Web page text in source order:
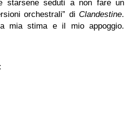
starsene seduti a non fare un
orchestrali” di Clandestine.
mia stima e il mio appoggio.